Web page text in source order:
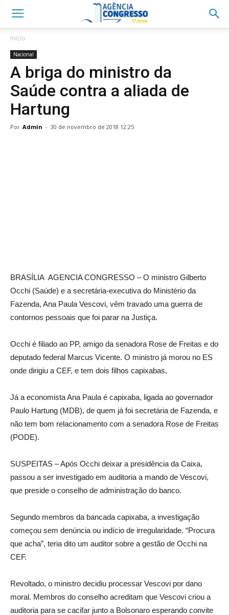
Início
Nacional
A briga do ministro da
Saúde contra a aliada de
Hartung
Por Admin - 30 de novembro de 2018 12:25
BRASÍLIA AGENCIA CONGRESSO – O ministro Gilberto
Occhi (Saúde) e a secretária-executiva do Ministério da
Fazenda, Ana Paula Vescovi, vêm travado uma guerra de
contornos pessoais que foi parar na Justiça.
Occhi é filiado ao PP, amigo da senadora Rose de Freitas e do
deputado federal Marcus Vicente. O ministro já morou no ES
onde dirigiu a CEF, e tem dois filhos capixabas,
Já a economista Ana Paula é capixaba, ligada ao governador
Paulo Hartung (MDB), de quem já foi secretária de Fazenda, e
não tem bom relacionamento com a senadora Rose de Freitas
(PODE).
SUSPEITAS – Após Occhi deixar a presidência da Caixa,
passou a ser investigado em auditoria a mando de Vescovi,
que preside o conselho de administração do banco.
Segundo membros da bancada capixaba, a investigação
começou sem denúncia ou indício de irregularidade. “Procura
que acha”, teria dito um auditor sobre a gestão de Occhi na
CEF.
Revoltado, o ministro decidiu processar Vescovi por dano
moral. Membros do conselho acreditam que Vescovi criou a
auditoria para se cacifar junto a Bolsonaro esperando convite